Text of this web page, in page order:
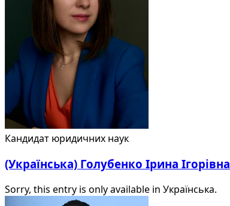
Кандидат юридичних наук
(Українська) Голубенко Ірина Ігорівна
Sorry, this entry is only available in Українська.